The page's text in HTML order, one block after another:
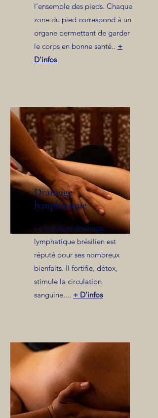
l’ensemble des pieds. Chaque
zone du pied correspond à un
organe permettant de garder
le corps en bonne santé.. +
D'infos
Drainage
lymphatique
Le massage drainage
lymphatique brésilien est
réputé pour ses nombreux
bienfaits. Il fortifie, détox,
stimule la circulation
sanguine.... + D'infos